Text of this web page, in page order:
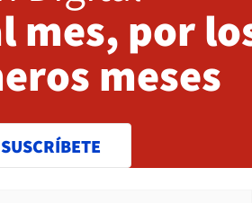
mes, por
meses
SUSCRÍBETE